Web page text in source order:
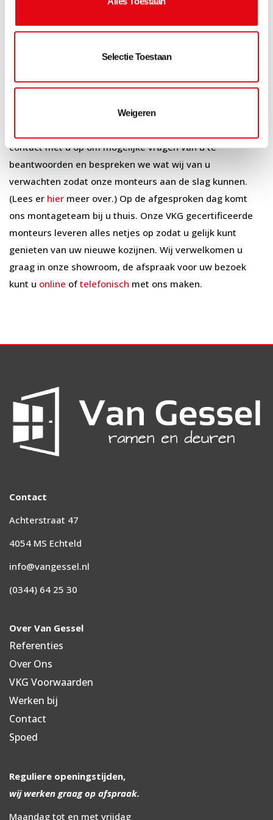
Selectie Toestaan
Weigeren
de fabriek. Ook de overige materialen worden dan door
ons besteld. Als de leverdatum in zicht komt nemen wij
kozijnen ongeveer kunnen komen plaatsen.
contact met u op om mogelijke vragen van u te
beantwoorden en bespreken we wat wij van u
verwachten zodat onze monteurs aan de slag kunnen.
(Lees er hier meer over.) Op de afgesproken dag komt
ons montageteam bij u thuis. Onze VKG gecertificeerde
monteurs leveren alles netjes op zodat u gelijk kunt
genieten van uw nieuwe kozijnen. Wij verwelkomen u
graag in onze showroom, de afspraak voor uw bezoek
kunt u online oftelefonisch met ons maken.
Contact
Achterstraat 47
4054 MS Echteld
info@vangessel.nl
(0344) 64 25 30
Over Van Gessel
Referenties
Over Ons
VKG Voorwaarden
Werken bij
Contact
Spoed
Reguliere openingstijden,
wij werken graag op afspraak.
Maandag tot en met vrijdag